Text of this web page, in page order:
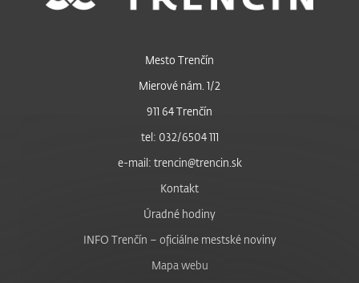
Mesto Trenčín
Mierové nám. 1/2
911 64 Trenčín
tel: 032/6504 111
e-mail: trencin@trencin.sk
Kontakt
Úradné hodiny
INFO Trenčín – oficiálne mestské noviny
Mapa webu